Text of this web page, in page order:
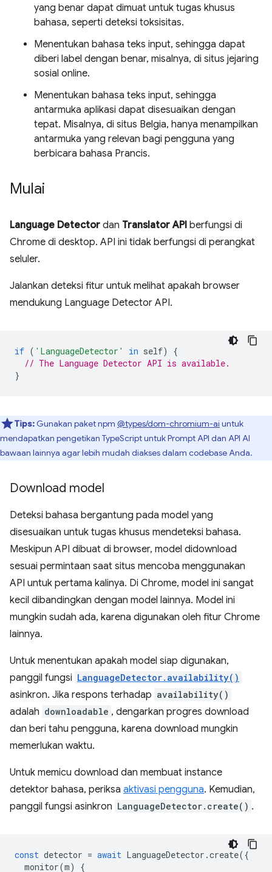
yang benar dapat dimuat untuk tugas khusus
bahasa, seperti deteksi toksisitas.
Menentukan bahasa teks input, sehingga dapat
diberi label dengan benar, misalnya, di situs jejaring
sosial online.
Menentukan bahasa teks input, sehingga
antarmuka aplikasi dapat disesuaikan dengan
tepat. Misalnya, di situs Belgia, hanya menampilkan
antarmuka yang relevan bagi pengguna yang
berbicara bahasa Prancis.
Mulai
Language Detector dan Translator API berfungsi di
Chrome di desktop. API ini tidak berfungsi di perangkat
seluler.
Jalankan deteksi fitur untuk melihat apakah browser
mendukung Language Detector API.
if ( 'LanguageDetector' in self)
{
// The Language Detector API is available.
}
Tips: Gunakan paket npm @types/dom-chromium-ai untuk
mendapatkan pengetikan TypeScript untuk Prompt API dan API AI
bawaan lainnya agar lebih mudah diakses dalam codebase Anda.
Download model
Deteksi bahasa bergantung pada model yang
disesuaikan untuk tugas khusus mendeteksi bahasa.
Meskipun API dibuat di browser, model didownload
sesuai permintaan saat situs mencoba menggunakan
API untuk pertama kalinya. Di Chrome, model ini sangat
kecil dibandingkan dengan model lainnya. Model ini
mungkin sudah ada, karena digunakan oleh fitur Chrome
lainnya.
Untuk menentukan apakah model siap digunakan,
panggil fungsi LanguageDetector.availability()
asinkron. Jika respons terhadap availability()
adalah downloadable , dengarkan progres download
dan beri tahu pengguna, karena download mungkin
memerlukan waktu.
Untuk memicu download dan membuat instance
detektor bahasa, periksa aktivasi pengguna. Kemudian,
panggil fungsi asinkron LanguageDetector.create() .
const detector = await LanguageDetector .create({
monitor(m) {